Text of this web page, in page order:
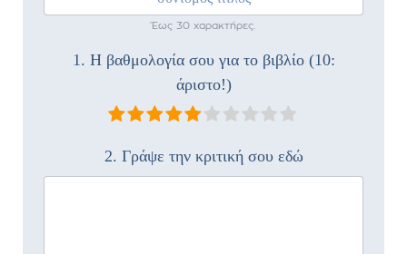
Έως 30 χαρακτήρες.
1. Η βαθμολογία σου για το βιβλίο (10:
άριστο!)
2. Γράψε την κριτική σου εδώ